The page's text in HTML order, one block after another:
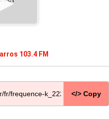
103.4 FM
</> Copy